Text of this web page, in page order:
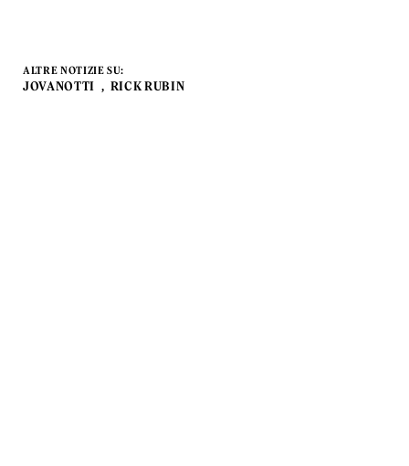
ALTRE NOTIZIE SU:
JOVANOTTI RICK RUBIN